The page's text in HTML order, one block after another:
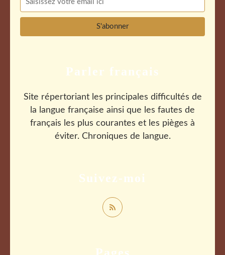
Suivez-moi
Parler français
Site répertoriant les principales difficultés de
la langue française ainsi que les fautes de
français les plus courantes et les pièges à
éviter. Chroniques de langue.